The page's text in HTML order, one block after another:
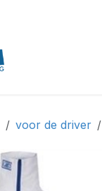
voor de driver